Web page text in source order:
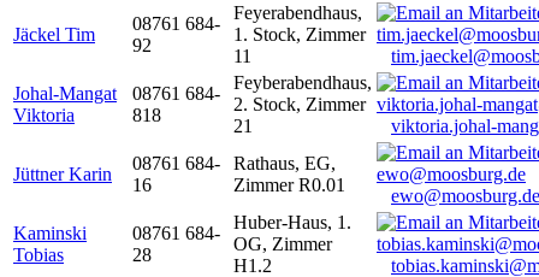
Jäckel Tim
08761 684-
92
Feyerabendhaus,
1. Stock, Zimmer
11
Johal-Mangat
Viktoria
08761 684-
818
Feyberabendhaus,
2. Stock, Zimmer
21
viktoria.johal-
Jüttner Karin
08761 684-
16
Rathaus, EG,
Zimmer R0.01
ewo@moosburg.de
Kaminski
Tobias
08761 684-
28
Huber-Haus, 1.
OG, Zimmer
H1.2